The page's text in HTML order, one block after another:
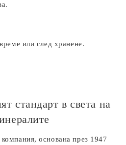
или след хранене.
стандарт в света на
основана през 1947